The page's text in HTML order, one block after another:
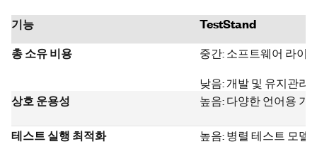
기능
TestStand
총 소유 비용
중간: 소프트웨어 라이
낮음: 개발 및 유지관리
상호 운용성 높음: 다양한 언어용 기
테스트 실행 최적화 높음: 병렬 테스트 모델